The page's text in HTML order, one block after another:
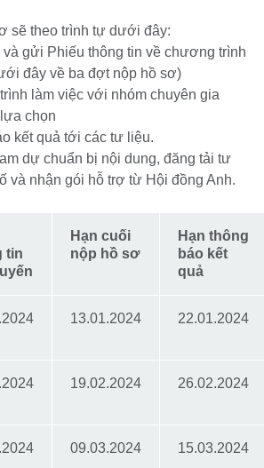
sẽ theo trình tự dưới đây:
và gửi Phiếu thông tin về chương trình
đây về ba đợt nộp hồ sơ)
làm việc với nhóm chuyên gia
chọn
kết quả tới các tư liệu.
dự chuẩn bị nội dung, đăng tải tư
và nhận gói hỗ trợ từ Hội đồng Anh.
tin
Hạn cuối
nộp hồ sơ
Hạn thông
báo kết
quả
13.01.2024 22.01.2024
19.02.2024 26.02.2024
09.03.2024 15.03.2024